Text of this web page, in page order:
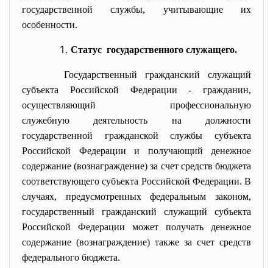
государственной службы, учитывающие их
особенности.
Статус государственного служащего.
Государственный гражданский служащий
субъекта Российской Федерации - гражданин,
осуществляющий профессиональную
служебную деятельность на должности
государственной гражданской службы субъекта
Российской Федерации и получающий денежное
содержание (вознаграждение) за счет средств бюджета
соответствующего субъекта Российской Федерации. В
случаях, предусмотренных федеральным законом,
государственный гражданский служащий субъекта
Российской Федерации может получать денежное
содержание (вознаграждение) также за счет средств
федерального бюджета.